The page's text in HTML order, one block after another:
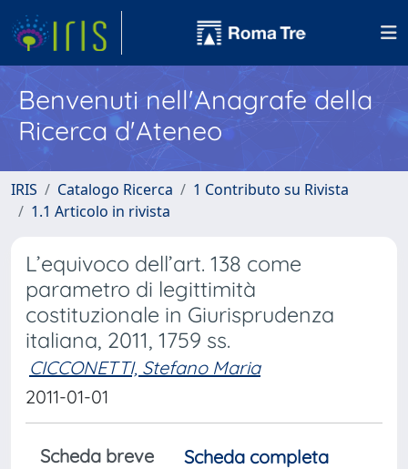
Benvenuti nell'Anagrafe della
Ricerca d'Ateneo
IRIS Catalogo Ricerca
1 Contributo su Rivista
1.1 Articolo in rivista
L’equivoco dell’art. 138 come
parametro di legittimità
costituzionale in Giurisprudenza
italiana, 2011, 1759 ss.
CICCONETTI, Stefano Maria
2011-01-01
Scheda breve
Scheda completa